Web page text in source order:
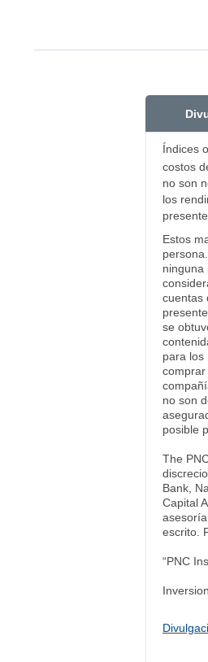
Índices
costos
no son
los
Estos
ninguna
cuentas
se
para los
no son
posible
The
Bank,
Capital
escrito.
“PNC